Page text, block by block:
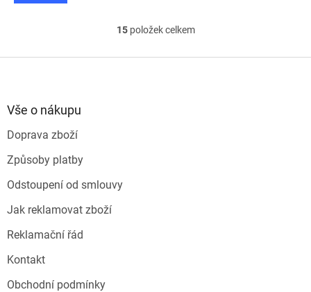
O
l
15položek celkem
Vše o nákupu
Doprava zboží
Způsoby platby
Odstoupení od smlouvy
Jak reklamovat zboží
Reklamační řád
Kontakt
Obchodní podmínky